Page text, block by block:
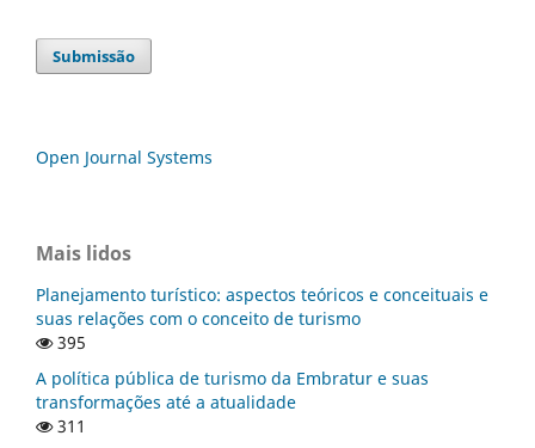
Submissão
Open Journal Systems
Mais lidos
Planejamento turístico: aspectos teóricos e conceituais e
suas relações com o conceito de turismo
395
A política pública de turismo da Embratur e suas
transformações até a atualidade
311